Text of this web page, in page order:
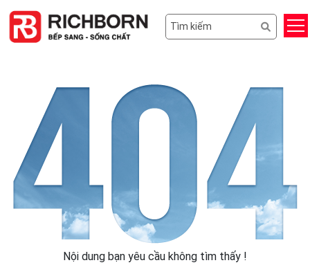
Nội dung bạn yêu cầu không tìm thấy !